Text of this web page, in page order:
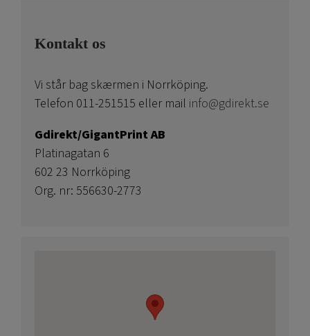
Kontakt os
Vi står bag skærmen i Norrköping.
Telefon 011-251515 eller mail info@gdirekt.se
Gdirekt/GigantPrint AB
Platinagatan 6
602 23 Norrköping
Org. nr: 556630-2773